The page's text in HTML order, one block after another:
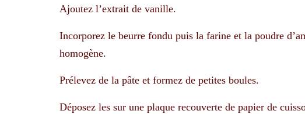
Ajoutez l’extrait de vanille.
Incorporez le beurre fondu puis la farine et la poudre
homogène.
Prélevez de la pâte et formez de petites boules.
Déposez les sur une plaque recouverte de papier de